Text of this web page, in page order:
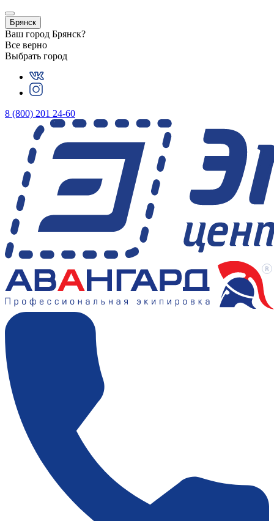
Брянск
Ваш город Брянск?
Все верно
Выбрать город
8 (800) 201 24-60